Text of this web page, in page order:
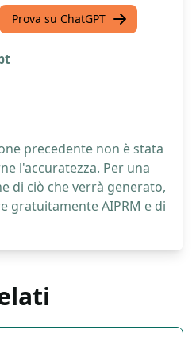
Prova su ChatGPT
precedente non è stata
l'accuratezza. Per una
di ciò che verrà generato,
gratuitamente AIPRM e di